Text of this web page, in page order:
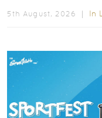
5th August, 2026 ｜ In